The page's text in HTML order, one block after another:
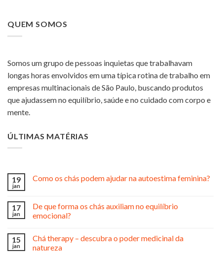
QUEM SOMOS
Somos um grupo de pessoas inquietas que trabalhavam
longas horas envolvidos em uma típica rotina de trabalho em
empresas multinacionais de São Paulo, buscando produtos
que ajudassem no equilíbrio, saúde e no cuidado com corpo e
mente.
ÚLTIMAS MATÉRIAS
19
jan
Como os chás podem ajudar na autoestima feminina?
17
jan
De que forma os chás auxiliam no equilíbrio
emocional?
15
jan
Chá therapy – descubra o poder medicinal da
natureza